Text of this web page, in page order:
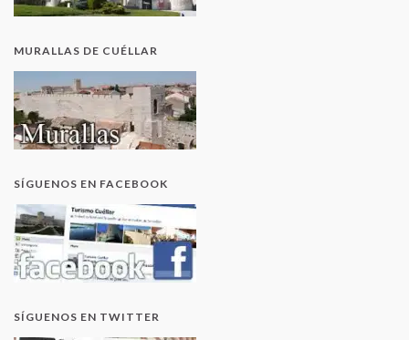
MURALLAS DE CUÉLLAR
SÍGUENOS EN FACEBOOK
SÍGUENOS EN TWITTER